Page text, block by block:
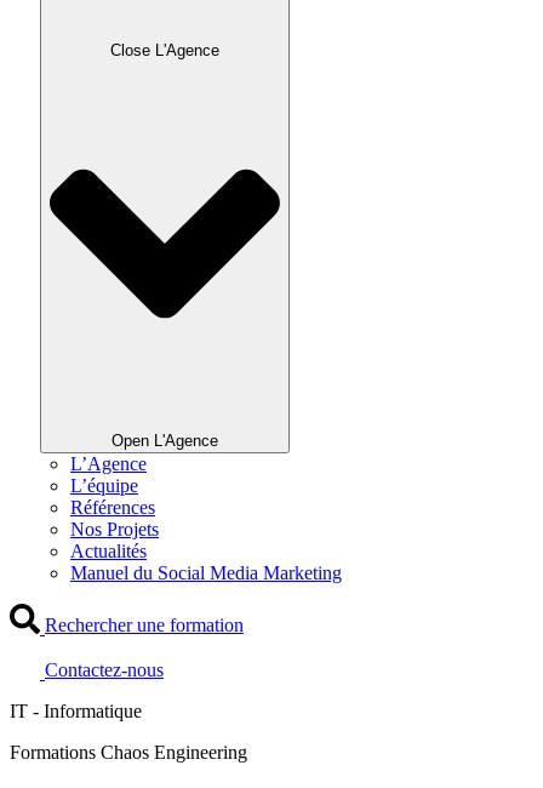
Close L'Agence
Open L'Agence
L’Agence
L’équipe
Références
Nos Projets
Actualités
Manuel du Social Media Marketing
Rechercher une formation
Contactez-nous
IT - Informatique
Formations Chaos Engineering